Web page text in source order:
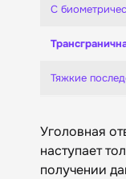
С
Тяжкие
Уголовная
наступает
получении